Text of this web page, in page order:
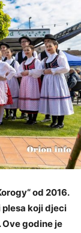
od 2016.
koji djeci
godine je